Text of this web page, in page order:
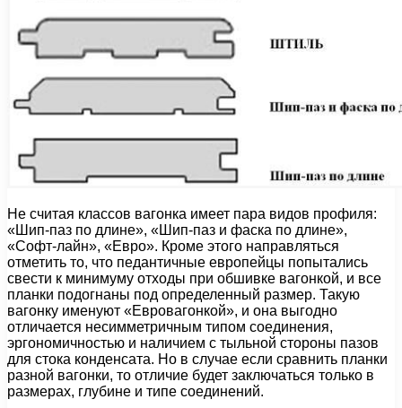
Не считая классов вагонка имеет пара видов профиля:
«Шип-паз по длине», «Шип-паз и фаска по длине»,
«Софт-лайн», «Евро». Кроме этого направляться
отметить то, что педантичные европейцы попытались
свести к минимуму отходы при обшивке вагонкой, и все
планки подогнаны под определенный размер. Такую
вагонку именуют «Евровагонкой», и она выгодно
отличается несимметричным типом соединения,
эргономичностью и наличием с тыльной стороны пазов
для стока конденсата. Но в случае если сравнить планки
разной вагонки, то отличие будет заключаться только в
размерах, глубине и типе соединений.